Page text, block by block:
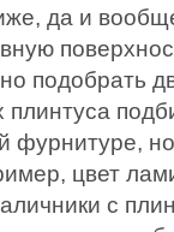
да и
подобрать
плинтуса
фурнитуре,
цвет
с